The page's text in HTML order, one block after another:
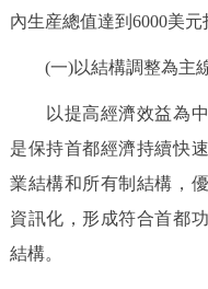
內生産總值達到6000美元
(一)以結構調整為主線
以提高經濟效益為中
是保持首都經濟持續快
業結構和所有制結構，
資訊化，形成符合首都
結構。